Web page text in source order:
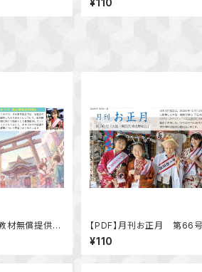
伝統文化トッ
¥110
材無償提供開
【PDF】月刊お正月 第66号
阪・関西万博成果報告」
¥110